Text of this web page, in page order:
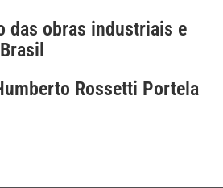
das obras industriais e
Rossetti Portela